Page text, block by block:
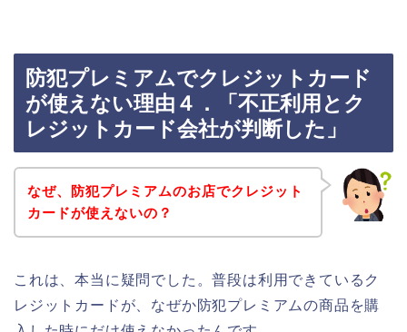
防犯プレミアムでクレジットカード
が使えない理由４．「不正利用とク
レジットカード会社が判断した」
なぜ、防犯プレミアムのお店でクレジット
カードが使えないの？
これは、本当に疑問でした。普段は利用できているク
レジットカードが、なぜか防犯プレミアムの商品を購